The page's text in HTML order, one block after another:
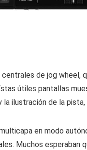
de jog wheel,
útiles pantallas
ilustración de la pista,
en modo
Muchos esperaban